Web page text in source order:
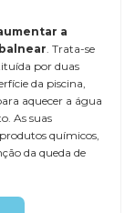
a
. Trata-se
por duas
da piscina,
aquecer a água
As suas
químicos,
da queda de